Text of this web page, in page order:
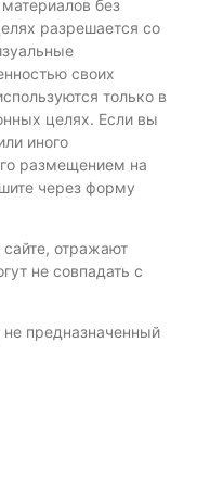
без
разрешается со
своих
только в
целях. Если вы
иного
размещением на
через форму
отражают
не совпадать с
предназначенный